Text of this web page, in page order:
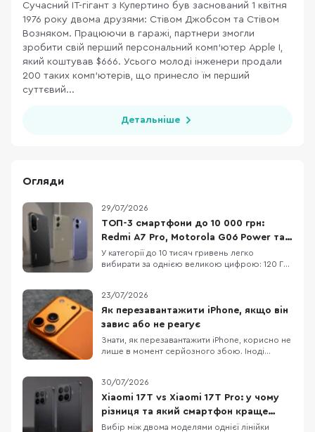
Сучасний ІТ-гігант з Купертино був заснований 1 квітня
1976 року двома друзями: Стівом Джобсом та Стівом
Возняком. Працюючи в гаражі, партнери змогли
зробити свій перший персональний комп’ютер Apple I,
який коштував $666. Усього молоді інженери продали
200 таких комп’ютерів, що принесло їм перший
суттєвий...
Детальніше
Огляди
29/07/2026
ТОП-3 смартфони до 10 000 грн:
Redmi A7 Pro, Motorola G06 Power та
OPPO A6x
У категорії до 10 тисяч гривень легко
вибирати за однією великою цифрою: 120 Гц,
повністю. Великий акумулятор додає ваги, 120
Гц не роблять HD+ екран чітким, а віртуальна
RAM не замінює фізичну. Порівняємо три
23/07/2026
Як перезавантажити iPhone, якщо він
завис або не реагує
Знати, як перезавантажити iPhone, корисно не
лише в момент серйозного збою. Іноді
підвисання, зупинити застосунок, який
некоректно працює або повернути системі
нормальну роботу. Apple прямо рекомендує
починати саме з такого
30/07/2026
Xiaomi 17T vs Xiaomi 17T Pro: у чому
різниця та який смартфон краще
обрати
Вибір між двома моделями однієї лінійки